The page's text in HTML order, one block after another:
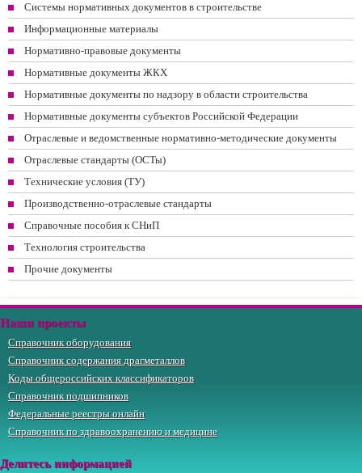
Системы нормативных документов в строительстве
Информационные материалы
Нормативно-правовые документы
Нормативные документы ЖКХ
Нормативные документы по надзору в области строительства
Нормативные документы субъектов Российской Федерации
Отраслевые и ведомственные нормативно-методические документы
Отраслевые стандарты (ОСТы)
Технические условия (ТУ)
Производственно-отраслевые стандарты
Справочные пособия к СНиП
Технология строительства
Прочие документы
Наши проекты
Справочник оборудования
Справочник содержания драгметаллов
Коды общероссийских классификаторов
Справочник подшипников
Федеральные реестры онлайн
Справочник по здравоохранению и медицине
Делитесь информацией